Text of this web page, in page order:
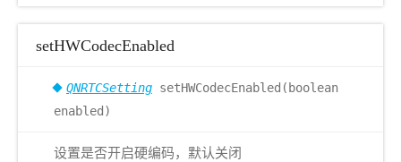
setHWCodecEnabled
QNRTCSetting setHWCodecEnabled(boolean
enabled)
设置是否开启硬编码，默认关闭